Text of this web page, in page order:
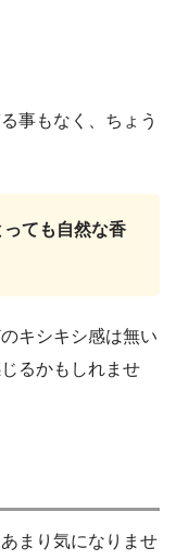
事もなく、ちょう
ても自然な香
キシキシ感は無い
るかもしれませ
まり気になりませ